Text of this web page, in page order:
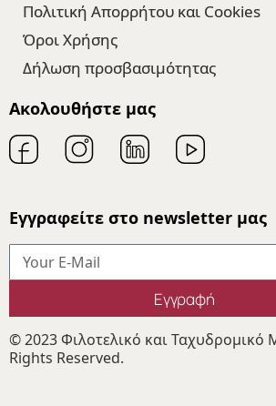
Πολιτική Απορρήτου και Cookies
Όροι Χρήσης
Δήλωση προσβασιμότητας
Ακολουθήστε μας
Εγγραφείτε στο newsletter μας
Εγγραφή
© 2023 Φιλοτελικό και Ταχυδρομικό
Rights Reserved.